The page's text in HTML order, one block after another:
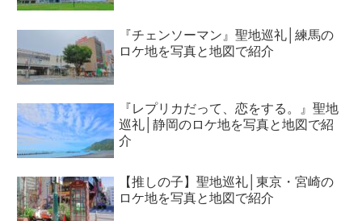
『チェンソーマン』聖地巡礼│練馬の
ロケ地を写真と地図で紹介
『レプリカだって、恋をする。』聖地
巡礼│静岡のロケ地を写真と地図で紹
介
【推しの子】聖地巡礼│東京・宮崎の
ロケ地を写真と地図で紹介